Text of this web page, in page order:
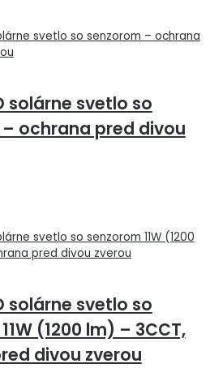
solárne svetlo so
ochrana pred divou
solárne svetlo so
(1200 lm) – 3CCT,
divou zverou